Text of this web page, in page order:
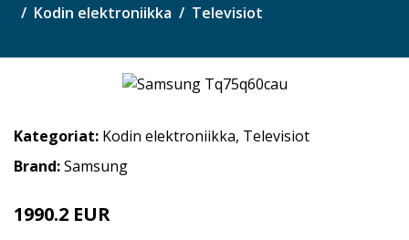
Kodin elektroniikka Televisiot
Kategoriat: Kodin elektroniikka, Televisiot
Brand:Samsung
1990.2 EUR